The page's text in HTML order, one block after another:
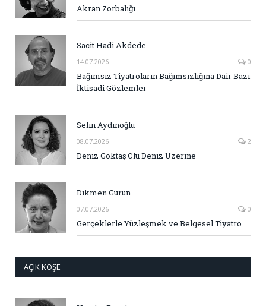
Akran Zorbalığı
Sacit Hadi Akdede
14.07.2026 0
Bağımsız Tiyatroların Bağımsızlığına Dair Bazı
İktisadi Gözlemler
Selin Aydınoğlu
08.07.2026 2
Deniz Göktaş Ölü Deniz Üzerine
Dikmen Gürün
07.07.2026 0
Gerçeklerle Yüzleşmek ve Belgesel Tiyatro
AÇIK KÖŞE